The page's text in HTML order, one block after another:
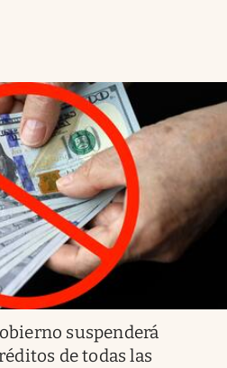
suspenderá
de todas las